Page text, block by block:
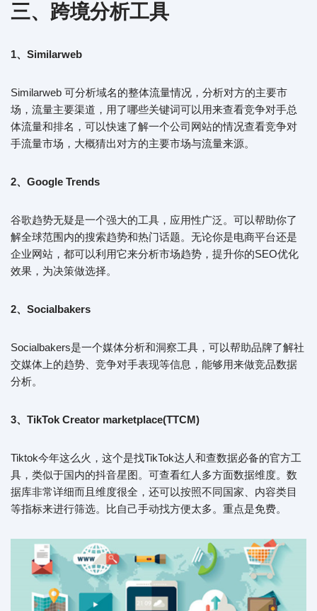
三、跨境分析工具
1、Similarweb
Similarweb 可分析域名的整体流量情况，分析对方的主要市
场，流量主要渠道，用了哪些关键词可以用来查看竞争对手总
体流量和排名，可以快速了解一个公司网站的情况查看竞争对
手流量市场，大概猜出对方的主要市场与流量来源。
2、Google Trends
谷歌趋势无疑是一个强大的工具，应用性广泛。可以帮助你了
解全球范围内的搜索趋势和热门话题。无论你是电商平台还是
企业网站，都可以利用它来分析市场趋势，提升你的SEO优化
效果，为决策做选择。
2、Socialbakers
Socialbakers是一个媒体分析和洞察工具，可以帮助品牌了解社
交媒体上的趋势、竞争对手表现等信息，能够用来做竞品数据
分析。
3、TikTok Creator marketplace(TTCM)
Tiktok今年这么火，这个是找TikTok达人和查数据必备的官方工
具，类似于国内的抖音星图。可查看红人多方面数据维度。数
据库非常详细而且维度很全，还可以按照不同国家、内容类目
等指标来进行筛选。比自己手动找方便太多。重点是免费。